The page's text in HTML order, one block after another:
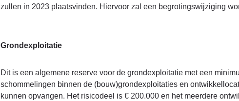
zullen in 2023 plaatsvinden. Hiervoor zal een begrotingswijziging
Grondexploitatie
Dit is een algemene reserve voor de grondexploitatie met een
schommelingen binnen de (bouw)grondexploitaties en
kunnen opvangen. Het risicodeel is € 200.000 en het meerdere